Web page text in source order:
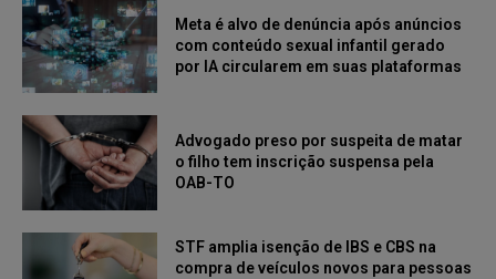
Meta é alvo de denúncia após anúncios
com conteúdo sexual infantil gerado
por IA circularem em suas plataformas
Advogado preso por suspeita de matar
o filho tem inscrição suspensa pela
OAB-TO
STF amplia isenção de IBS e CBS na
compra de veículos novos para pessoas